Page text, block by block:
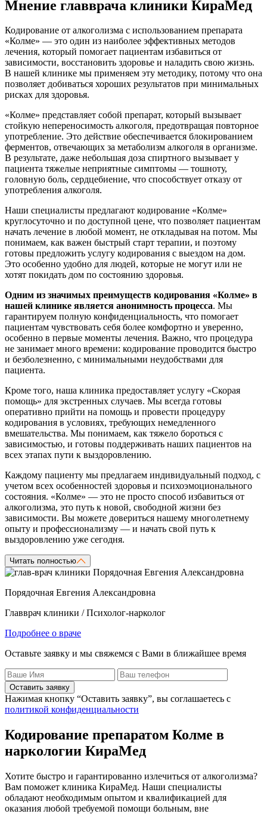
Мнение главврача клиники КираМед
Кодирование от алкоголизма с использованием препарата
«Колме» — это один из наиболее эффективных методов
лечения, который помогает пациентам избавиться от
зависимости, восстановить здоровье и наладить свою жизнь.
В нашей клинике мы применяем эту методику, потому что она
позволяет добиваться хороших результатов при минимальных
рисках для здоровья.
«Колме» представляет собой препарат, который вызывает
стойкую непереносимость алкоголя, предотвращая повторное
употребление. Это действие обеспечивается блокированием
ферментов, отвечающих за метаболизм алкоголя в организме.
В результате, даже небольшая доза спиртного вызывает у
пациента тяжелые неприятные симптомы — тошноту,
головную боль, сердцебиение, что способствует отказу от
употребления алкоголя.
Наши специалисты предлагают кодирование «Колме»
круглосуточно и по доступной цене, что позволяет пациентам
начать лечение в любой момент, не откладывая на потом. Мы
понимаем, как важен быстрый старт терапии, и поэтому
готовы предложить услугу кодирования с выездом на дом.
Это особенно удобно для людей, которые не могут или не
хотят покидать дом по состоянию здоровья.
Одним из значимых преимуществ кодирования «Колме» в
нашей клинике является анонимность процесса. Мы
гарантируем полную конфиденциальность, что помогает
пациентам чувствовать себя более комфортно и уверенно,
особенно в первые моменты лечения. Важно, что процедура
не занимает много времени: кодирование проводится быстро
и безболезненно, с минимальными неудобствами для
пациента.
Кроме того, наша клиника предоставляет услугу «Скорая
помощь» для экстренных случаев. Мы всегда готовы
оперативно прийти на помощь и провести процедуру
кодирования в условиях, требующих немедленного
вмешательства. Мы понимаем, как тяжело бороться с
зависимостью, и готовы поддерживать наших пациентов на
всех этапах пути к выздоровлению.
Каждому пациенту мы предлагаем индивидуальный подход, с
учетом всех особенностей здоровья и психоэмоционального
состояния. «Колме» — это не просто способ избавиться от
алкоголизма, это путь к новой, свободной жизни без
зависимости. Вы можете довериться нашему многолетнему
опыту и профессионализму — и начать свой путь к
выздоровлению уже сегодня.
Читать полностью
Порядочная Евгения Александровна
Главврач клиники / Психолог-нарколог
Подробнее о враче
Оставьте заявку и мы свяжемся с Вами в ближайшее время
Оставить заявку
Нажимая кнопку “Оставить заявку”, вы соглашаетесь с
политикой конфиденциальности
Кодирование препаратом Колме в
наркологии КираМед
Хотите быстро и гарантированно излечиться от алкоголизма?
Вам поможет клиника КираМед. Наши специалисты
обладают необходимым опытом и квалификацией для
оказания любой требуемой помощи больным, вне